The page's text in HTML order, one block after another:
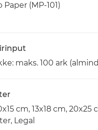
(MP-101)
maks. 100 ark
cm, 13x18 cm,
Legal